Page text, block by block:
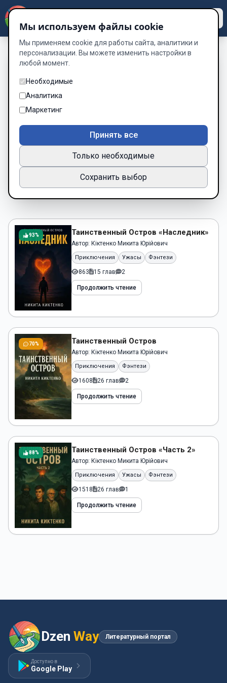
Книги о Остров —
читать онлайн
бесплатно
Подборка книг по жанру «Остров»
Новинки Популярные
93% Таинственный Остров «Наследник»
Автор: Кіктенко Микита Юрійович
Приключения Ужасы Фэнтези
863 15 глав 2
Продолжить чтение
70% Таинственный Остров
Автор: Кіктенко Микита Юрійович
Приключения Фэнтези
1608 26 глав 2
Продолжить чтение
88% Таинственный Остров «Часть 2»
Автор: Кіктенко Микита Юрійович
Приключения Ужасы Фэнтези
1518 26 глав 1
Продолжить чтение
Dzen Way Литературный портал
Доступно в
Google Play
Мы используем файлы cookie
Мы применяем cookie для работы сайта, аналитики и
персонализации. Вы можете изменить настройки в
любой момент.
Необходимые
Аналитика
Маркетинг
Принять все
Только необходимые
Сохранить выбор